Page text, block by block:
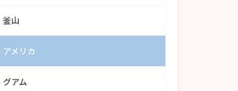
釜山
アメリカ
グアム